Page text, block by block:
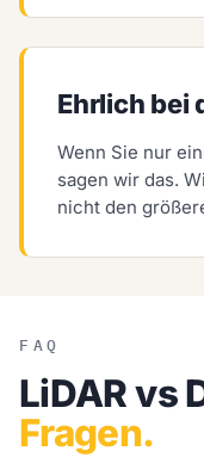
Ehrlich bei
Wenn Sie nur
sagen wir das.
nicht den
FAQ
LiDAR vs
Fragen.